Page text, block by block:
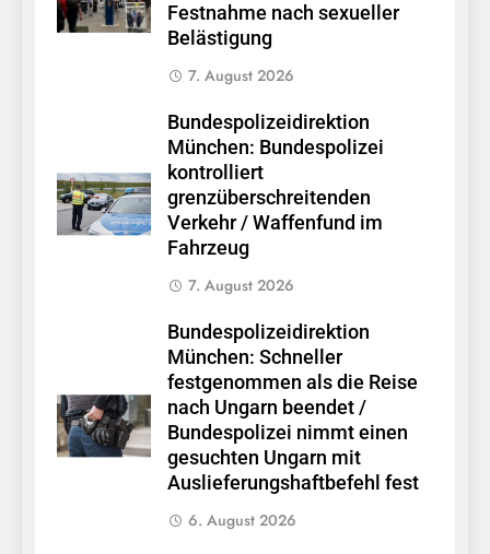
Festnahme nach sexueller
Belästigung
7. August 2026
Bundespolizeidirektion
München: Bundespolizei
kontrolliert
grenzüberschreitenden
Verkehr / Waffenfund im
Fahrzeug
7. August 2026
Bundespolizeidirektion
München: Schneller
festgenommen als die Reise
nach Ungarn beendet /
Bundespolizei nimmt einen
gesuchten Ungarn mit
Auslieferungshaftbefehl fest
6. August 2026